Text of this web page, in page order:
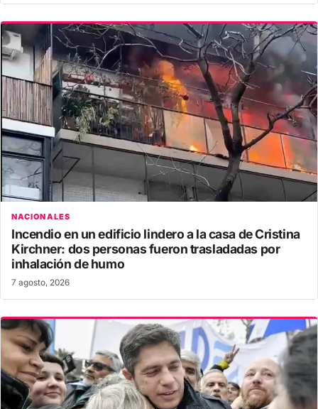
NACIONALES
Incendio en un edificio lindero a la casa de Cristina
Kirchner: dos personas fueron trasladadas por
inhalación de humo
7 agosto, 2026